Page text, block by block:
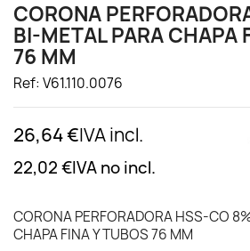
CORONA
BI-METAL PARA CHAPA
76 MM
Ref: V61.110.0076
26,64 €IVA incl.
22,02 €IVA no incl.
CORONA PERFORADORA HSS-CO
CHAPA FINA Y TUBOS 76 MM